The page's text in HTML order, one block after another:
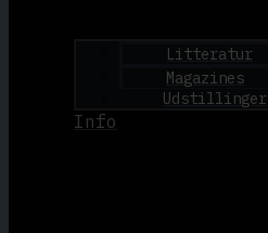
Litteratur
Magazines
Udstillinger
Info